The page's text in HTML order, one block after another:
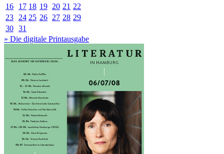
16
17 18 19 20 21 22
23
24 25 26 27 28 29
30 31
» Die digitale Printausgabe